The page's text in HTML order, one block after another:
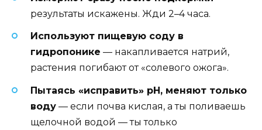
результаты искажены. Жди 2–4 часа.
Используют пищевую соду в
гидропонике — накапливается натрий,
растения погибают от «солевого ожога».
Пытаясь «исправить» pH, меняют только
воду — если почва кислая, а ты поливаешь
щелочной водой — ты только